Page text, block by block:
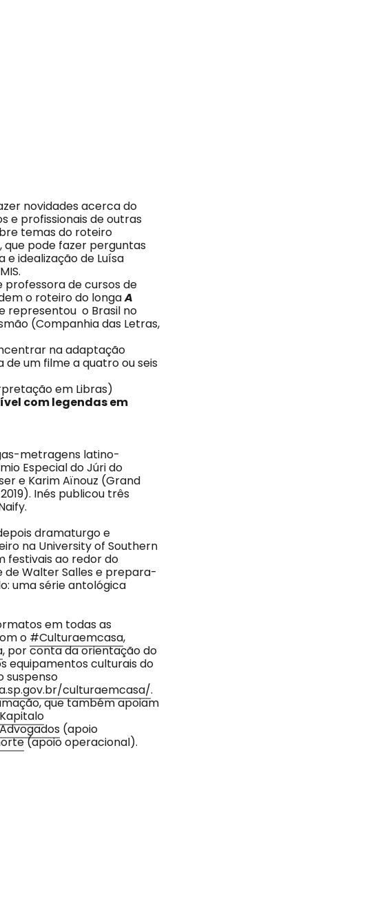
novidades acerca do
e profissionais de outras
temas do roteiro
que pode fazer perguntas
idealização de Luísa
professora de cursos de
o roteiro do longaA
representou o Brasil no
(Companhia das Letras,
na adaptação
um filme a quatro ou seis
em Libras)
com legendas em
metragens latino-
Especial do Júri do
e Karim Aïnouz (Grand
Inés publicou três
dramaturgo e
na University of Southern
festivais ao redor do
de Walter Salles e prepara-
uma série antológica
em todas as
o #Culturaemcasa,
, por conta da orientação do
equipamentos culturais do
suspenso
culturaemcasa/.
que também apoiam
Kapitalo
(apoio
(apoio operacional).